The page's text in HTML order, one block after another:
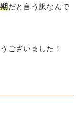
だと言う訳なんで
ございました！